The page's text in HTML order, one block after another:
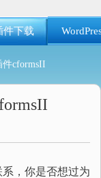
件下载
cformsII
，你是否想过为